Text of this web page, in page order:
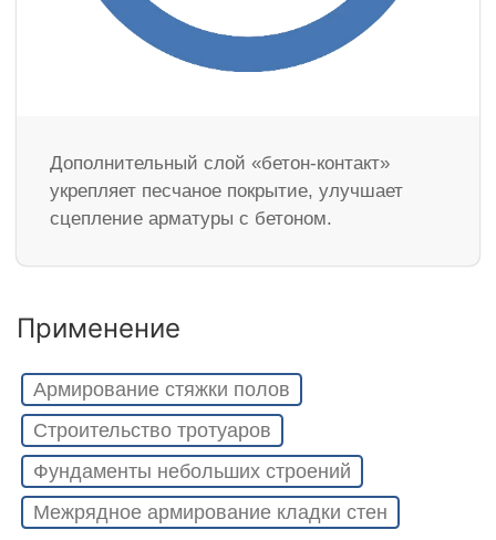
Дополнительный слой «бетон-контакт»
укрепляет песчаное покрытие, улучшает
сцепление арматуры с бетоном.
Применение
Армирование стяжки полов
Строительство тротуаров
Фундаменты небольших строений
Межрядное армирование кладки стен